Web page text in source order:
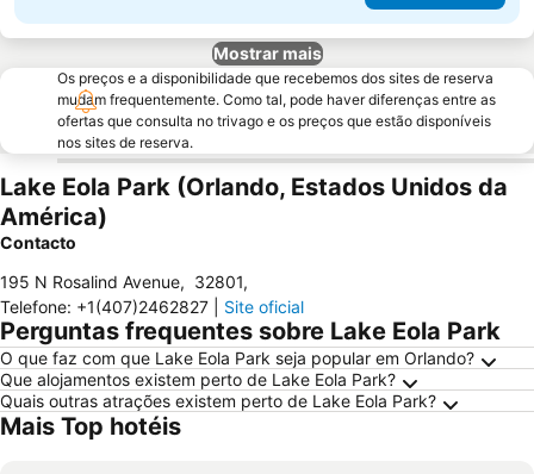
Mostrar mais
Os preços e a disponibilidade que recebemos dos sites de reserva
mudam frequentemente. Como tal, pode haver diferenças entre as
ofertas que consulta no trivago e os preços que estão disponíveis
nos sites de reserva.
Lake Eola Park (Orlando, Estados Unidos da
América)
Contacto
195 N Rosalind Avenue, 32801,
Telefone: +1(407)2462827 Site oficial
Perguntas frequentes sobre Lake Eola Park
O que faz com que Lake Eola Park seja popular em Orlando?
Que alojamentos existem perto de Lake Eola Park?
Quais outras atrações existem perto de Lake Eola Park?
Mais Top hotéis